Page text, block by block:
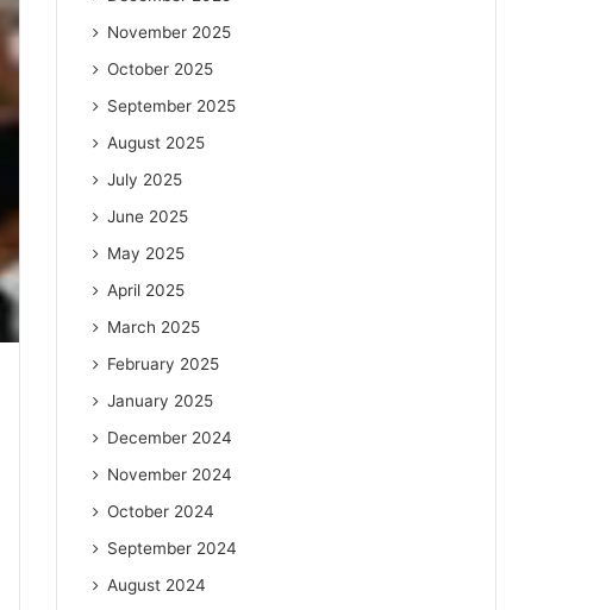
November 2025
October 2025
September 2025
August 2025
July 2025
June 2025
May 2025
April 2025
March 2025
February 2025
January 2025
December 2024
November 2024
October 2024
September 2024
August 2024